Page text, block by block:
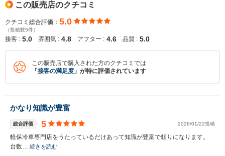
この販売店のクチコミ
クチコミ総合評価： 5.0
（投稿数5件）
接客 : 5.0 雰囲気 : 4.8 アフター : 4.6 品質 : 5.0
この販売店で購入された方のクチコミでは
「 接客の満足度 」が特に評価されています
かなり知識が豊富
総合評価 5 2026/01/22投稿
軽保冷車専門店をうたっているだけあって知識が豊富で頼りになります。
台数… 続きを読む